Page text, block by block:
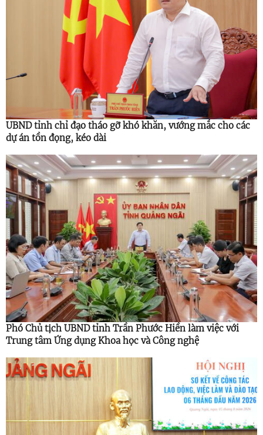
UBND tỉnh chỉ đạo tháo gỡ khó khăn, vướng mắc cho các
dự án tồn đọng, kéo dài
Phó Chủ tịch UBND tỉnh Trần Phước Hiền làm việc với
Trung tâm Ứng dụng Khoa học và Công nghệ